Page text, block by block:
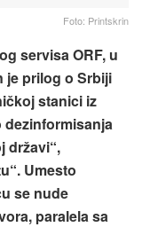
Foto: Printskrin
servisa ORF, u
je prilog o Srbiji
stanici iz
dezinformisanja
državi“,
Umesto
se nude
paralela sa